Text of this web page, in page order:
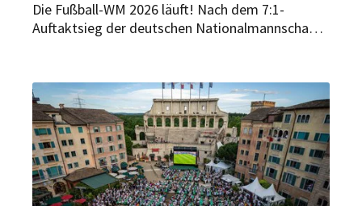
Die Fußball-WM 2026 läuft! Nach dem 7:1-
Auftaktsieg der deutschen Nationalmannschaft
Resort. Rund 2.000 Gäste verfolgten die Partie
beim Public Viewing auf der Piazza des Hotels
„Colosseo“. Frank Müller, Direktor F&B Hotels,
spricht im HOGAPAGE-Interview über die
Besonderheiten des Public-Viewing-Konzepts
und dessen Bedeutung für das Gästeerlebnis.